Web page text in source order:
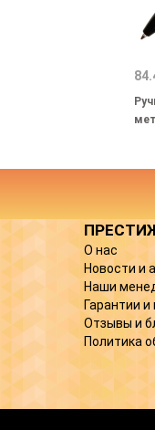
О нас
Новости и
Наши
Гарантии и
Отзывы и
Политика